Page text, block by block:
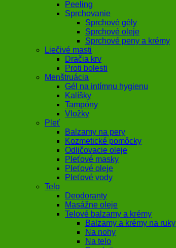
Peeling
Sprchovanie
Sprchové gély
Sprchové oleje
Sprchové peny a krémy
Liečivé masti
Dračia krv
Proti bolesti
Menštruácia
Gél na intímnu hygienu
Kalíšky
Tampóny
Vložky
Pleť
Balzamy na pery
Kozmetické pomôcky
Odličovacie oleje
Pleťové masky
Pleťové oleje
Pleťové vody
Telo
Deodoranty
Masážne oleje
Telové balzamy a krémy
Balzamy a krémy na ruky
Na nohy
Na telo